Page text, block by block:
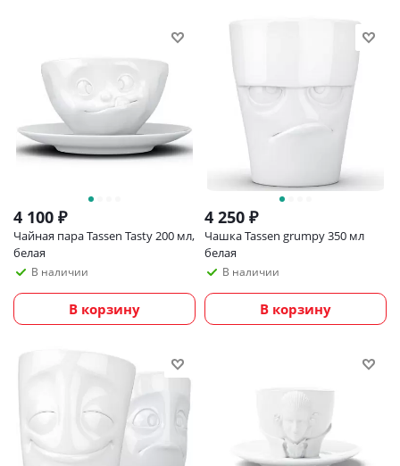
4 100 ₽
Чайная пара Tassen Tasty 200 мл,
белая
В наличии
В корзину
4 250 ₽
Чашка Tassen grumpy 350 мл
белая
В наличии
В корзину